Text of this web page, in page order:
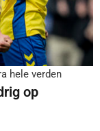
hele verden
op